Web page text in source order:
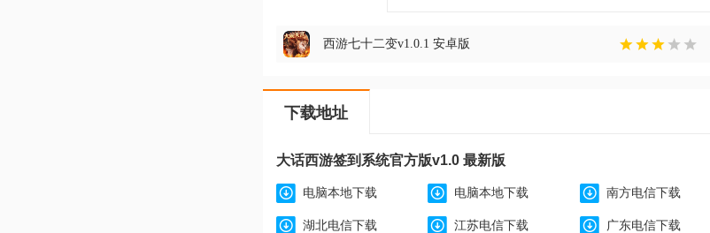
西游七十二变v1.0.1 安卓版
下载地址
大话西游签到系统官方版v1.0 最新版
电脑本地下载 电脑本地下载 南方电信下载
湖北电信下载 江苏电信下载 广东电信下载